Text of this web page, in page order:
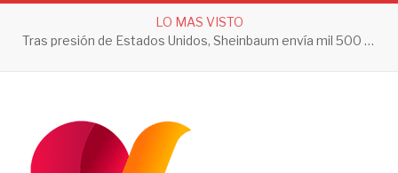
LO MAS VISTO
Secretaría de Salud Jalisco hace un llamado a la ciudadanía a tomar acciones contra el dengue en esta temporada de lluvias